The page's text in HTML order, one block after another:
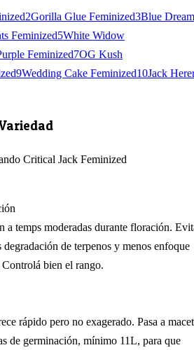
2Gorilla Glue Feminized3Blue Dream
Feminized5White Widow
Feminized7OG Kush
9Wedding Cake Feminized10Jack
Critical Jack Feminized
a temps moderadas durante floración.
degradación de terpenos y menos enfoque
Controlá bien el rango.
rápido pero no exagerado. Pasa a
de germinación, mínimo 11L, para que